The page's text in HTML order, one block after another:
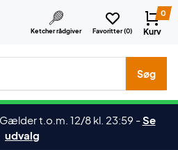
Ketcher rådgiver Favoritter (0)
0
Kurv
mærker etc.
Søg
Gælder t.o.m. 12/8 kl. 23:59 -Se
udvalg